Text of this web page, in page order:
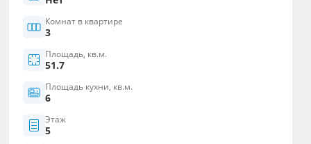
Комнат в квартире
3
Площадь, кв.м.
51.7
Площадь кухни, кв.м.
6
Этаж
5